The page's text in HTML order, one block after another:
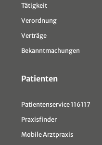
Tätigkeit
Verordnung
Verträge
Bekanntmachungen
Patienten
Patientenservice 116117
Praxisfinder
Mobile Arztpraxis